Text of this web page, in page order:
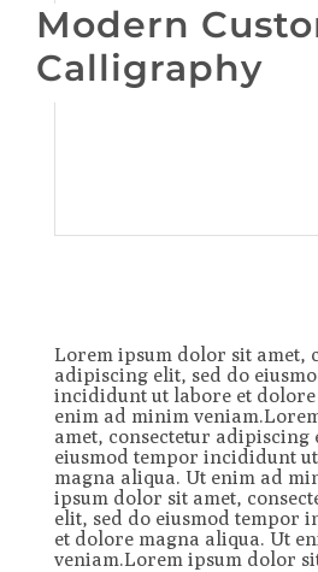
Modern
Calligraphy
Lorem ipsum dolor sit amet,
adipiscing elit, sed do
incididunt ut labore et
enim ad minim
amet, consectetur adipiscing
eiusmod tempor incididunt
magna aliqua. Ut enim ad
ipsum dolor sit amet,
elit, sed do eiusmod tempor
et dolore magna aliqua. Ut
veniam.Lorem ipsum dolor